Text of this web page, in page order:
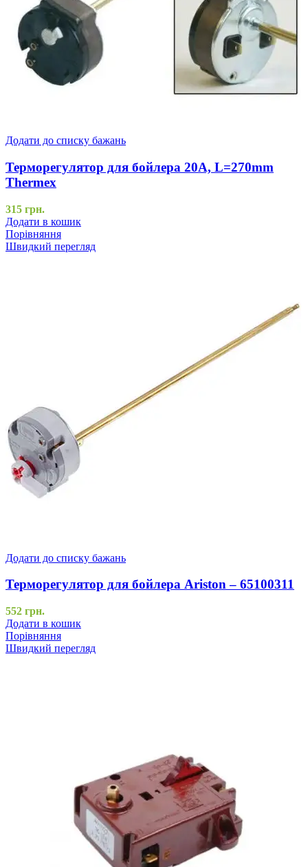
Додати до списку бажань
Терморегулятор для бойлера 20А, L=270mm
Thermex
315 грн.
Додати в кошик
Порівняння
Швидкий перегляд
Додати до списку бажань
Терморегулятор для бойлера Ariston – 65100311
552 грн.
Додати в кошик
Порівняння
Швидкий перегляд